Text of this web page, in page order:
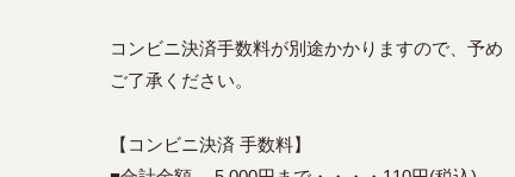
コンビニ決済手数料が別途かかりますので、予め
ご了承ください。
【コンビニ決済 手数料】